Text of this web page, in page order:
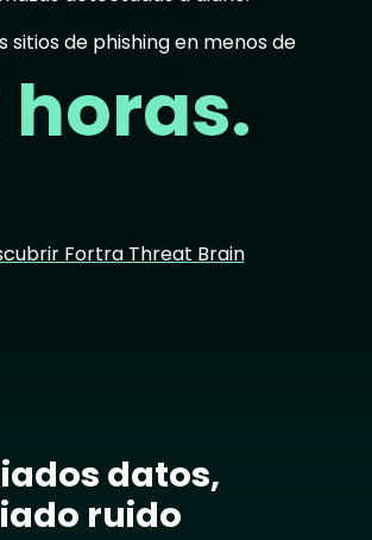
sitios de phishing en menos de
horas.
Fortra Threat Brain
datos,
ruido